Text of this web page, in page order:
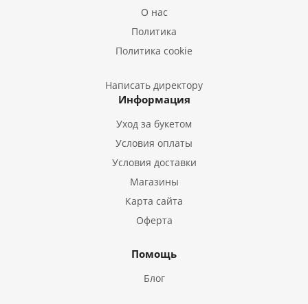
Букеты из Эустом
Букеты из Гладиолусов
Букеты из Тюльпанов
О нас
Политика
Политика cookie
Написать директору
Информация
Уход за букетом
Условия оплаты
Условия доставки
Магазины
Карта сайта
Оферта
Помощь
Блог